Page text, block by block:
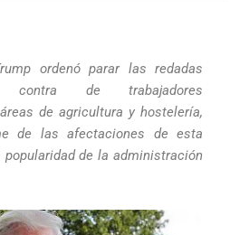
ordenó parar las redadas
contra de trabajadores
de agricultura y hostelería,
de las afectaciones de esta
de la administración